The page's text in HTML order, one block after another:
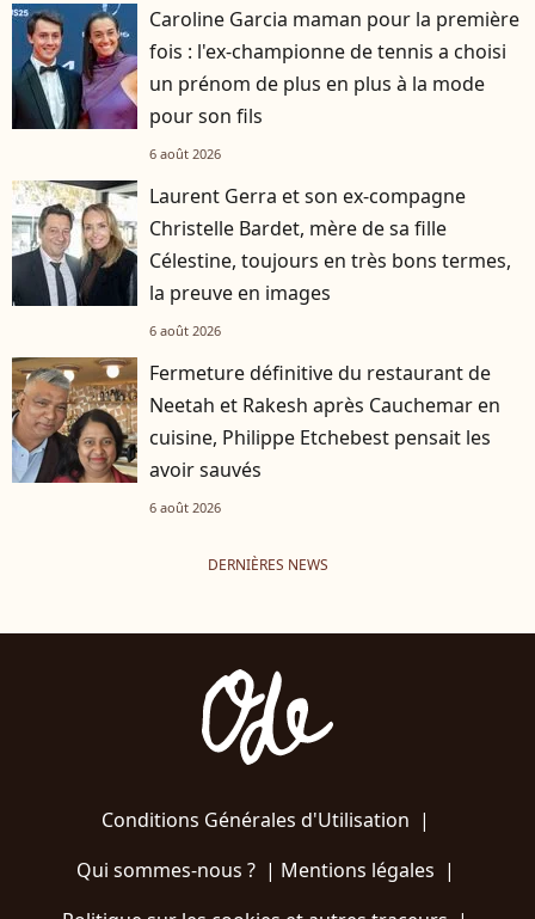
Caroline Garcia maman pour la première
fois : l'ex-championne de tennis a choisi
un prénom de plus en plus à la mode
pour son fils
6 août 2026
Laurent Gerra et son ex-compagne
Christelle Bardet, mère de sa fille
Célestine, toujours en très bons termes,
la preuve en images
6 août 2026
Fermeture définitive du restaurant de
Neetah et Rakesh après Cauchemar en
cuisine, Philippe Etchebest pensait les
avoir sauvés
6 août 2026
DERNIÈRES NEWS
Conditions Générales d'Utilisation |
Qui sommes-nous ?| Mentions légales |